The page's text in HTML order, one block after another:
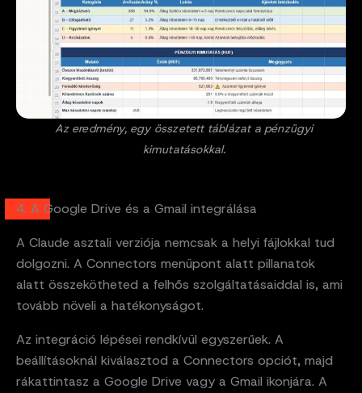
Az eredmény, egy összetett táblázat a pénzügyi
kimutatásokkal.
4. A Google Drive és a Gmail integrálása
A Claude asztali verziója nemcsak a helyi fájlokkal tud
dolgozni. A Connectors menüpont alatt pillanatok
alatt összekötheted a felhős szolgáltatásaiddal is, ami
tovább növeli a hatékonyságot.
Az integráció lépései rendkívül egyszerűek. A
beállításoknál kiválasztod a Connectors opciót, majd
rákattintasz a Google Drive vagy a Gmail ikonjára. A